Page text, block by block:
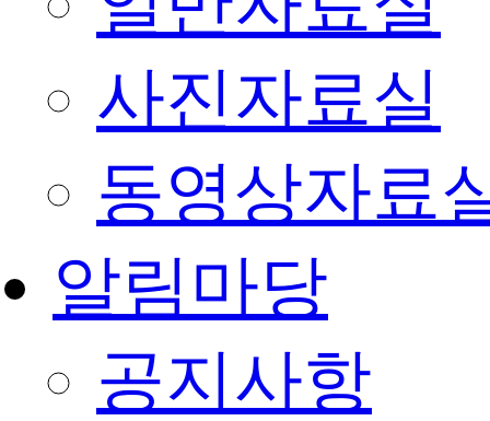
사진자료실
동영상자료
알림마당
공지사항